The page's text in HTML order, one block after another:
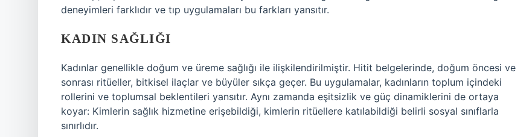
deneyimleri farklıdır ve tıp uygulamaları bu farkları yansıtır.
KADIN SAĞLIĞI
Kadınlar genellikle doğum ve üreme sağlığı ile ilişkilendirilmiştir. Hitit belgelerinde, doğum öncesi ve
sonrası ritüeller, bitkisel ilaçlar ve büyüler sıkça geçer. Bu uygulamalar, kadınların toplum içindeki
rollerini ve toplumsal beklentileri yansıtır. Aynı zamanda eşitsizlik ve güç dinamiklerini de ortaya
koyar: Kimlerin sağlık hizmetine erişebildiği, kimlerin ritüellere katılabildiği belirli sosyal sınıflarla
sınırlıdır.